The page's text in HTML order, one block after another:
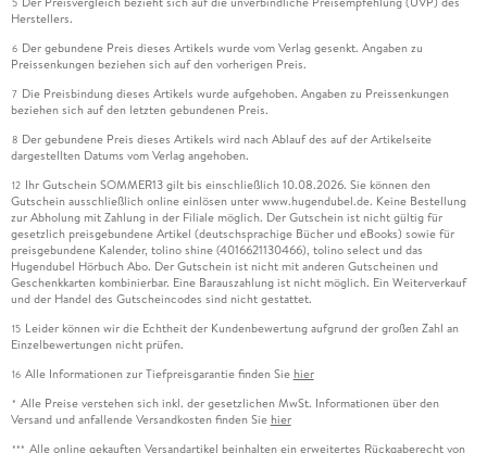
Herstellers.
6 Der gebundene Preis dieses Artikels wurde vom Verlag gesenkt. Angaben zu
Preissenkungen beziehen sich auf den vorherigen Preis.
7 Die Preisbindung dieses Artikels wurde aufgehoben. Angaben zu Preissenkungen
beziehen sich auf den letzten gebundenen Preis.
8 Der gebundene Preis dieses Artikels wird nach Ablauf des auf der Artikelseite
dargestellten Datums vom Verlag angehoben.
12 Ihr Gutschein SOMMER13 gilt bis einschließlich 10.08.2026. Sie können den
Gutschein ausschließlich online einlösen unter www.hugendubel.de. Keine Bestellung
zur Abholung mit Zahlung in der Filiale möglich. Der Gutschein ist nicht gültig für
gesetzlich preisgebundene Artikel (deutschsprachige Bücher und eBooks) sowie für
preisgebundene Kalender, tolino shine (4016621130466), tolino select und das
Hugendubel Hörbuch Abo. Der Gutschein ist nicht mit anderen Gutscheinen und
Geschenkkarten kombinierbar. Eine Barauszahlung ist nicht möglich. Ein Weiterverkauf
und der Handel des Gutscheincodes sind nicht gestattet.
15 Leider können wir die Echtheit der Kundenbewertung aufgrund der großen Zahl an
Einzelbewertungen nicht prüfen.
16 Alle Informationen zur Tiefpreisgarantie finden Sie hier
* Alle Preise verstehen sich inkl. der gesetzlichen MwSt. Informationen über den
Versand und anfallende Versandkosten finden Sie hier
*** Alle online gekauften Versandartikel beinhalten ein erweitertes Rückgaberecht von